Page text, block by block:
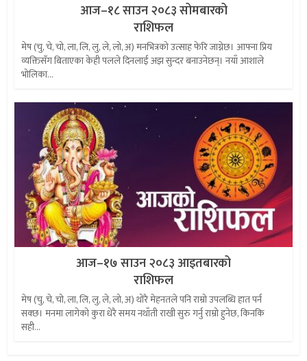
आज–१८ साउन २०८३ सोमबारको
राशिफल
मेष (चु, चे, चो, ला, लि, लु, ले, लो, अ) मनभित्रको उत्साह फेरि जाग्नेछ। आफ्ना प्रिय
व्यक्तिसँग बिताएका केही पलले दिनलाई अझ सुन्दर बनाउनेछन्। नयाँ आशाले
भोलिका...
आज–१७ साउन २०८३ आइतबारको
राशिफल
मेष (चु, चे, चो, ला, लि, लु, ले, लो, अ) थोरै मेहनतले पनि राम्रो उपलब्धि हात पर्न
सक्छ। मनमा लागेको कुरा धेरै समय नथाँती राखी सुरु गर्नु राम्रो हुनेछ, किनकि
सही...